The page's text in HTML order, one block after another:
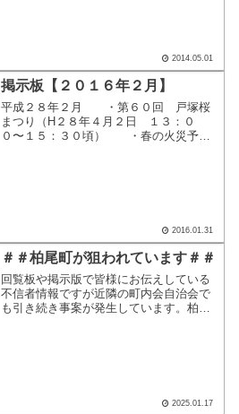
2014.05.01
掲示板【２０１６年２月】
平成２８年２月 ・第６０回 戸塚桜
まつり（H２８年４月２日 １３：０
０〜１５：３０頃） ・春の火災予防
2016.01.31
＃＃柏尾町が狙われています＃＃
回覧板や掲示版で皆様にお伝えしている
不信者情報ですが近隣の町内会自治会で
も引き続き事案が発生しています。柏尾
2025.01.17